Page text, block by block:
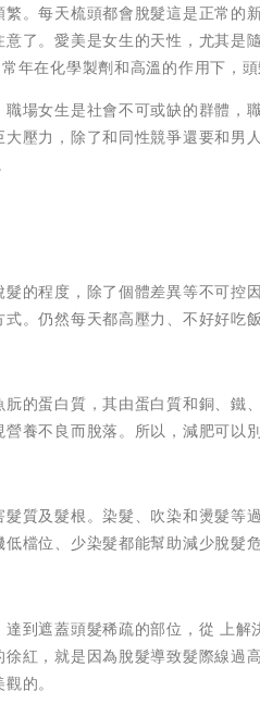
。每天梳頭都會脫髮這是正常的
了。愛美是女生的天性，尤其
年在化學製劑和高溫的作用下，頭
場女生是社會不可或缺的群體
壓力，除了和同性競爭還要和
的程度，除了個體差異等不可
。仍然每天都高壓力、不好好吃
的蛋白質，其由蛋白質和銅、
養不良而脫落。所以，減肥可以別
質及髮根。染髮、吹染和燙髮等
檔位、少染髮都能幫助減少脫髮危
到遮蓋頭髮稀疏的部位，從 上
紅，就是因為脫髮導致髮際線
的。